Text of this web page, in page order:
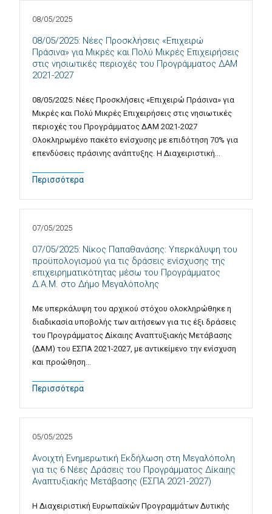
08/05/2025: Νέες Προσκλήσεις «Επιχειρώ
Πράσινα» για Μικρές και Πολύ Μικρές Επιχειρήσεις
στις νησιωτικές περιοχές του Προγράμματος ΔΑΜ
2021-2027
08/05/2025
08/05/2025: Νέες Προσκλήσεις «Επιχειρώ Πράσινα» για
Μικρές και Πολύ Μικρές Επιχειρήσεις στις νησιωτικές
περιοχές του Προγράμματος ΔΑΜ 2021-2027
Ολοκληρωμένο πακέτο ενίσχυσης με επιδότηση 70% για
επενδύσεις πράσινης ανάπτυξης. Η Διαχειριστική…
Περισσότερα
07/05/2025: Νίκος Παπαθανάσης: Υπερκάλυψη του
προϋπολογισμού για τις δράσεις ενίσχυσης της
επιχειρηματικότητας μέσω του Προγράμματος
Δ.Α.Μ. στο Δήμο Μεγαλόπολης
07/05/2025
Με υπερκάλυψη του αρχικού στόχου ολοκληρώθηκε η
διαδικασία υποβολής των αιτήσεων για τις έξι δράσεις
του Προγράμματος Δίκαιης Αναπτυξιακής Μετάβασης
(ΔΑΜ) του ΕΣΠΑ 2021-2027, με αντικείμενο την ενίσχυση
και προώθηση…
Περισσότερα
Ανοιχτή Ενημερωτική Εκδήλωση στη Μεγαλόπολη
για τις 6 Νέες Δράσεις του Προγράμματος Δίκαιης
Αναπτυξιακής Μετάβασης (ΕΣΠΑ 2021-2027)
05/05/2025
Η Διαχειριστική Ευρωπαϊκών Προγραμμάτων Δυτικής